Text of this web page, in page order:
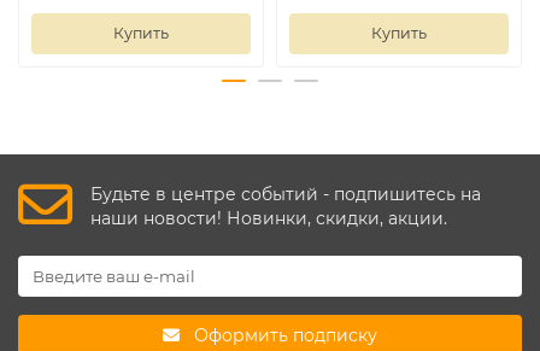
Рекомендации по установке
5 секунд.
После высыхания (через 24 часа) можно
Почему выбирают «Де‑Багет»?
Купить Купить
Будьте в центре событий - подпишитесь на
наши новости! Новинки, скидки, акции.
Оформить подписку